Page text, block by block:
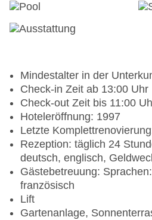
Mindestalter in der
Check-in Zeit ab 13:00 Uhr
Check-out Zeit bis 11:00
Hoteleröffnung: 1997
Letzte
Rezeption: täglich 24
deutsch, englisch,
Gästebetreuung:
französisch
Lift
Gartenanlage,